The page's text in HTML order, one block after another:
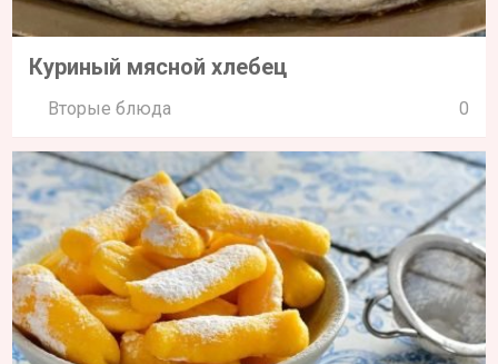
Куриный мясной хлебец
Вторые блюда 0